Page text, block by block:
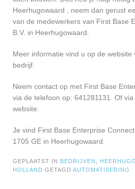
Heerhugowaard , neem dan gerust
van de medewerkers van First Base
B.V. in Heerhugowaard.
Meer informatie vind u op de website
bedrijf.
Neem contact op met First Base
via de telefoon op: 641281131. Of via
website:
Je vind First Base Enterprise
1705 GE in Heerhugowaard.
GEPLAATST IN BEDRIJVEN
HOLLAND GETAGD AUTOMATISERING